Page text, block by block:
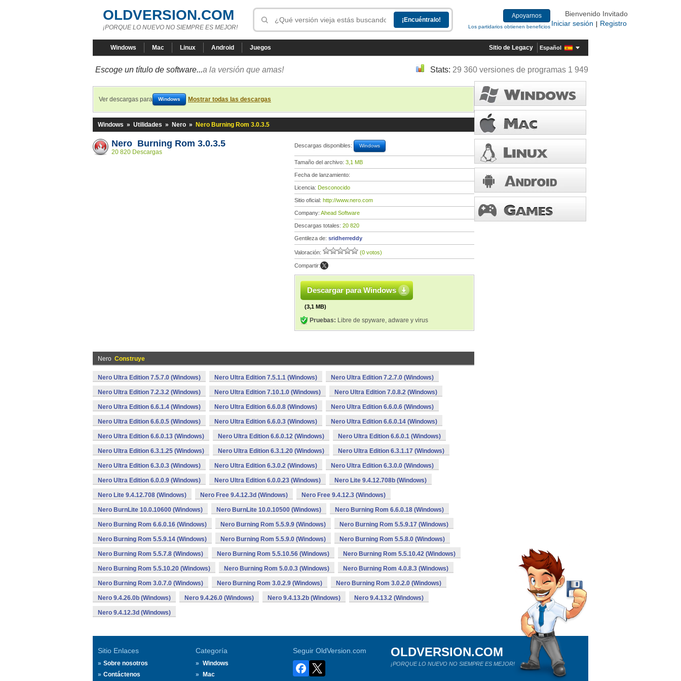
OLDVERSION.COM
¡PORQUE LO NUEVO NO SIEMPRE ES MEJOR!
Apoyarnos
Los partidarios obtienen beneficios
Bienvenido Invitado
Iniciar sesión
Registro
Windows Mac Linux Android Juegos Sitio de Legacy Español
Escoge un título de software...a la versión que amas! Stats: 29 360 versiones de programas 1 949
Ver descargas para Windows Mostrar todas las descargas
Windows » Utilidades » Nero » Nero Burning Rom 3.0.3.5
Nero Burning Rom 3.0.3.5
20 820 Descargas
Descargas disponibles: Windows
Tamaño del archivo: 3,1 MB
Fecha de lanzamiento:
Licencia: Desconocido
Sitio oficial: http://www.nero.com
Company: Ahead Software
Descargas totales: 20 820
Gentileza de: sridherreddy
Valoración: (0 votos)
Compartir:
Descargar para Windows
(3,1 MB)
Pruebas: Libre de spyware, adware y virus
Nero Construye
Nero Ultra Edition 7.5.7.0 (Windows) Nero Ultra Edition 7.5.1.1 (Windows) Nero Ultra Edition 7.2.7.0 (Windows)
Nero Ultra Edition 7.2.3.2 (Windows) Nero Ultra Edition 7.10.1.0 (Windows) Nero Ultra Edition 7.0.8.2 (Windows)
Nero Ultra Edition 6.6.1.4 (Windows) Nero Ultra Edition 6.6.0.8 (Windows) Nero Ultra Edition 6.6.0.6 (Windows)
Nero Ultra Edition 6.6.0.5 (Windows) Nero Ultra Edition 6.6.0.3 (Windows) Nero Ultra Edition 6.6.0.14 (Windows)
Nero Ultra Edition 6.6.0.13 (Windows) Nero Ultra Edition 6.6.0.12 (Windows) Nero Ultra Edition 6.6.0.1 (Windows)
Nero Ultra Edition 6.3.1.25 (Windows) Nero Ultra Edition 6.3.1.20 (Windows) Nero Ultra Edition 6.3.1.17 (Windows)
Nero Ultra Edition 6.3.0.3 (Windows) Nero Ultra Edition 6.3.0.2 (Windows) Nero Ultra Edition 6.3.0.0 (Windows)
Nero Ultra Edition 6.0.0.9 (Windows) Nero Ultra Edition 6.0.0.23 (Windows) Nero Lite 9.4.12.708b (Windows)
Nero Lite 9.4.12.708 (Windows) Nero Free 9.4.12.3d (Windows) Nero Free 9.4.12.3 (Windows)
Nero BurnLite 10.0.10600 (Windows) Nero BurnLite 10.0.10500 (Windows) Nero Burning Rom 6.6.0.18 (Windows)
Nero Burning Rom 6.6.0.16 (Windows) Nero Burning Rom 5.5.9.9 (Windows) Nero Burning Rom 5.5.9.17 (Windows)
Nero Burning Rom 5.5.9.14 (Windows) Nero Burning Rom 5.5.9.0 (Windows) Nero Burning Rom 5.5.8.0 (Windows)
Nero Burning Rom 5.5.7.8 (Windows) Nero Burning Rom 5.5.10.56 (Windows) Nero Burning Rom 5.5.10.42 (Windows)
Nero Burning Rom 5.5.10.20 (Windows) Nero Burning Rom 5.0.0.3 (Windows) Nero Burning Rom 4.0.8.3 (Windows)
Nero Burning Rom 3.0.7.0 (Windows) Nero Burning Rom 3.0.2.9 (Windows) Nero Burning Rom 3.0.2.0 (Windows)
Nero 9.4.26.0b (Windows) Nero 9.4.26.0 (Windows) Nero 9.4.13.2b (Windows) Nero 9.4.13.2 (Windows)
Nero 9.4.12.3d (Windows)
Sitio Enlaces
Sobre nosotros
Contáctenos
Categoría
Windows
Mac
Seguir OldVersion.com OLDVERSION.COM
¡PORQUE LO NUEVO NO SIEMPRE ES MEJOR!